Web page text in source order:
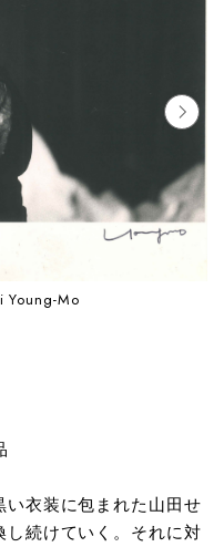
Young-Mo
衣装に包まれた山田せ
続けていく。それに対